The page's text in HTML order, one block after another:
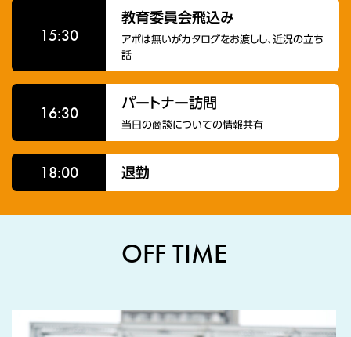
15:30
教育委員会飛込み
アポは無いがカタログをお渡しし、近況の立ち
話
16:30
パートナー訪問
当日の商談についての情報共有
18:00 退勤
OFF TIME